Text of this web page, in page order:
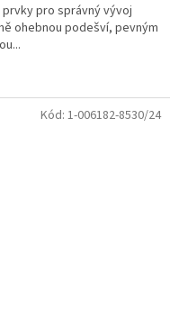
pro správný vývoj
ohebnou podešví, pevným
Kód: 1-006182-8530/24